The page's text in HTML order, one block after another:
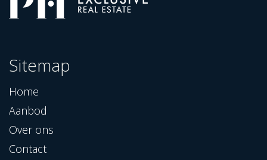
Sitemap
Home
Aanbod
Over ons
Contact